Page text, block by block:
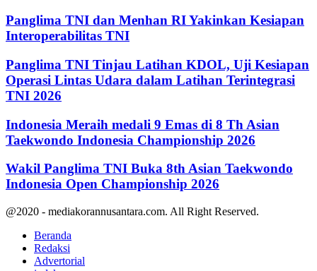
Panglima TNI dan Menhan RI Yakinkan Kesiapan
Interoperabilitas TNI
Panglima TNI Tinjau Latihan KDOL, Uji Kesiapan
Operasi Lintas Udara dalam Latihan Terintegrasi
TNI 2026
Indonesia Meraih medali 9 Emas di 8 Th Asian
Taekwondo Indonesia Championship 2026
Wakil Panglima TNI Buka 8th Asian Taekwondo
Indonesia Open Championship 2026
@2020 - mediakorannusantara.com. All Right Reserved.
Beranda
Redaksi
Advertorial